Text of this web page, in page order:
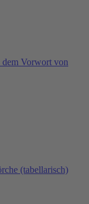
dem Vorwort von
(tabellarisch)